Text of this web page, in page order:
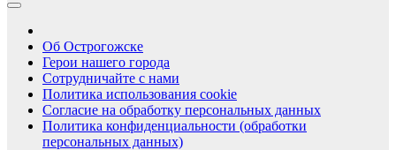
Об Острогожске
Герои нашего города
Сотрудничайте с нами
Политика использования cookie
Согласие на обработку персональных данных
Политика конфиденциальности (обработки
персональных данных)